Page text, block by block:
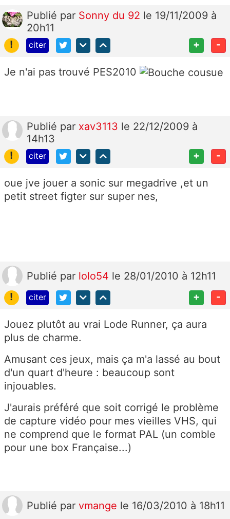
Publié par Sonny du 92 le 19/11/2009 à
20h11
!
citer + -
Je n'ai pas trouvé PES2010
Publié par xav3113 le 22/12/2009 à
14h13
!
citer + -
oue jve jouer a sonic sur megadrive ,et un
petit street figter sur super nes,
Publié par lolo54 le 28/01/2010 à 12h11
!
citer + -
Jouez plutôt au vrai Lode Runner, ça aura
plus de charme.
Amusant ces jeux, mais ça m'a lassé au bout
d'un quart d'heure : beaucoup sont
injouables.
J'aurais préféré que soit corrigé le problème
de capture vidéo pour mes vieilles VHS, qui
ne comprend que le format PAL (un comble
pour une box Française...)
Publié par vmange le 16/03/2010 à 18h11